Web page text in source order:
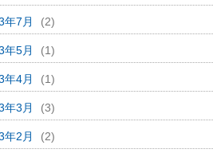
年7月 (2)
年5月 (1)
年4月 (1)
年3月 (3)
年2月 (2)